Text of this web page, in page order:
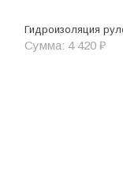
Гидроизоляция
Сумма: 4 420 ₽